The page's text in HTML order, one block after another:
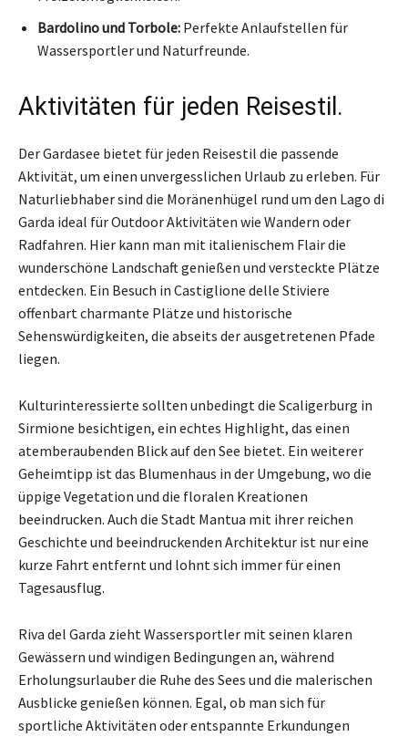
Bardolino und Torbole: Perfekte Anlaufstellen für
Wassersportler und Naturfreunde.
Aktivitäten für jeden Reisestil.
Der Gardasee bietet für jeden Reisestil die passende
Aktivität, um einen unvergesslichen Urlaub zu erleben. Für
Naturliebhaber sind die Moränenhügel rund um den Lago di
Garda ideal für Outdoor Aktivitäten wie Wandern oder
Radfahren. Hier kann man mit italienischem Flair die
wunderschöne Landschaft genießen und versteckte Plätze
entdecken. Ein Besuch in Castiglione delle Stiviere
offenbart charmante Plätze und historische
Sehenswürdigkeiten, die abseits der ausgetretenen Pfade
liegen.
Kulturinteressierte sollten unbedingt die Scaligerburg in
Sirmione besichtigen, ein echtes Highlight, das einen
atemberaubenden Blick auf den See bietet. Ein weiterer
Geheimtipp ist das Blumenhaus in der Umgebung, wo die
üppige Vegetation und die floralen Kreationen
beeindrucken. Auch die Stadt Mantua mit ihrer reichen
Geschichte und beeindruckenden Architektur ist nur eine
kurze Fahrt entfernt und lohnt sich immer für einen
Tagesausflug.
Riva del Garda zieht Wassersportler mit seinen klaren
Gewässern und windigen Bedingungen an, während
Erholungsurlauber die Ruhe des Sees und die malerischen
Ausblicke genießen können. Egal, ob man sich für
sportliche Aktivitäten oder entspannte Erkundungen